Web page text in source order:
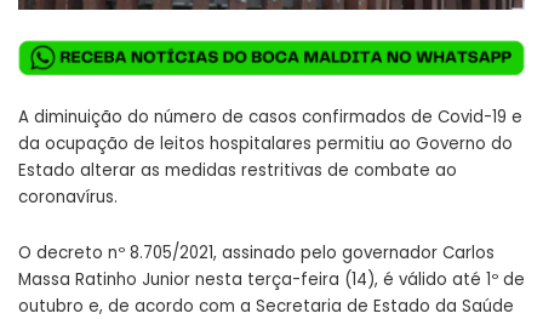
A diminuição do número de casos confirmados de Covid-19 e
da ocupação de leitos hospitalares permitiu ao Governo do
Estado alterar as medidas restritivas de combate ao
coronavírus.
O decreto nº 8.705/2021, assinado pelo governador Carlos
Massa Ratinho Junior nesta terça-feira (14), é válido até 1º de
outubro e, de acordo com a Secretaria de Estado da Saúde